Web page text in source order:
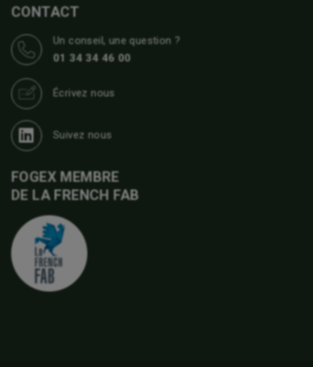
CONTACT
Un conseil, une question ?
01 34 34 46 00
Écrivez nous
Suivez nous
FOGEX MEMBRE
DE LA FRENCH FAB